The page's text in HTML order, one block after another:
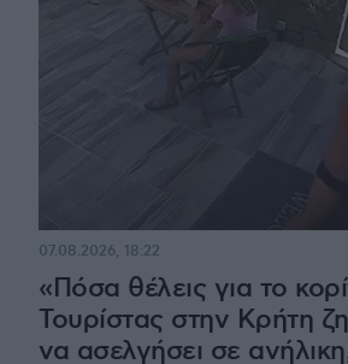
«Πόσα θέλεις για το
Τουρίστας στην Κρήτη
να ασελγήσει σε ανήλικη,
07.08.2026, 18:22